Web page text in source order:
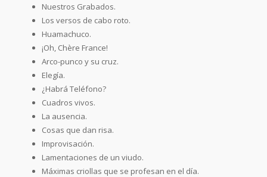
Nuestros Grabados.
Los versos de cabo roto.
Huamachuco.
¡Oh, Chère France!
Arco-punco y su cruz.
Elegía.
¿Habrá Teléfono?
Cuadros vivos.
La ausencia.
Cosas que dan risa.
Improvisación.
Lamentaciones de un viudo.
Máximas criollas que se profesan en el día.